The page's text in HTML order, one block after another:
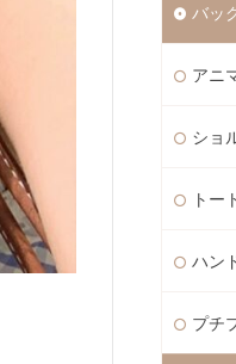
バッ
アニ
ショ
トー
ハン
プチ